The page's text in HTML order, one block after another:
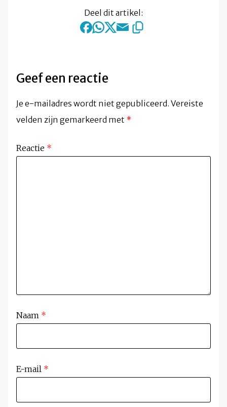
Deel dit artikel:
Geef een reactie
Je e-mailadres wordt niet gepubliceerd. Vereiste
velden zijn gemarkeerd met *
Reactie *
Naam *
E-mail *